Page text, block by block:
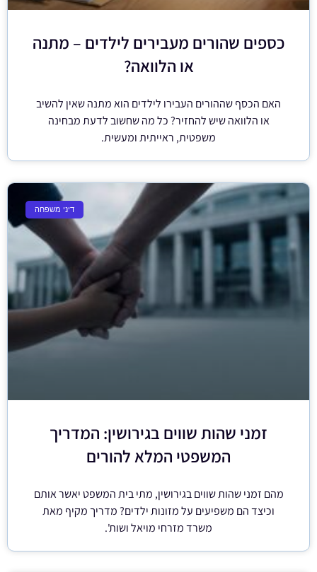
כספים שהורים מעבירים לילדים – מתנה
או הלוואה?
האם הכסף שההורים העבירו לילדים הוא מתנה שאין להשיב
או הלוואה שיש להחזיר? כל מה שחשוב לדעת מבחינה
משפטית, ראייתית ומעשית.
דיני משפחה
זמני שהות שווים בגירושין: המדריך
המשפטי המלא להורים
מהם זמני שהות שווים בגירושין, מתי בית המשפט יאשר אותם
וכיצד הם משפיעים על מזונות ילדים? מדריך מקיף מאת
משרד מזרחי מויאל ושות'.